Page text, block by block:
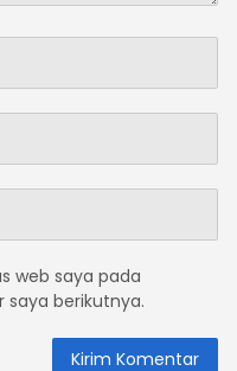
web saya pada
berikutnya.